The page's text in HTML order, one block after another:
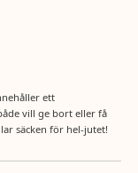
ett
vill ge bort eller få
säcken för hel-jutet!